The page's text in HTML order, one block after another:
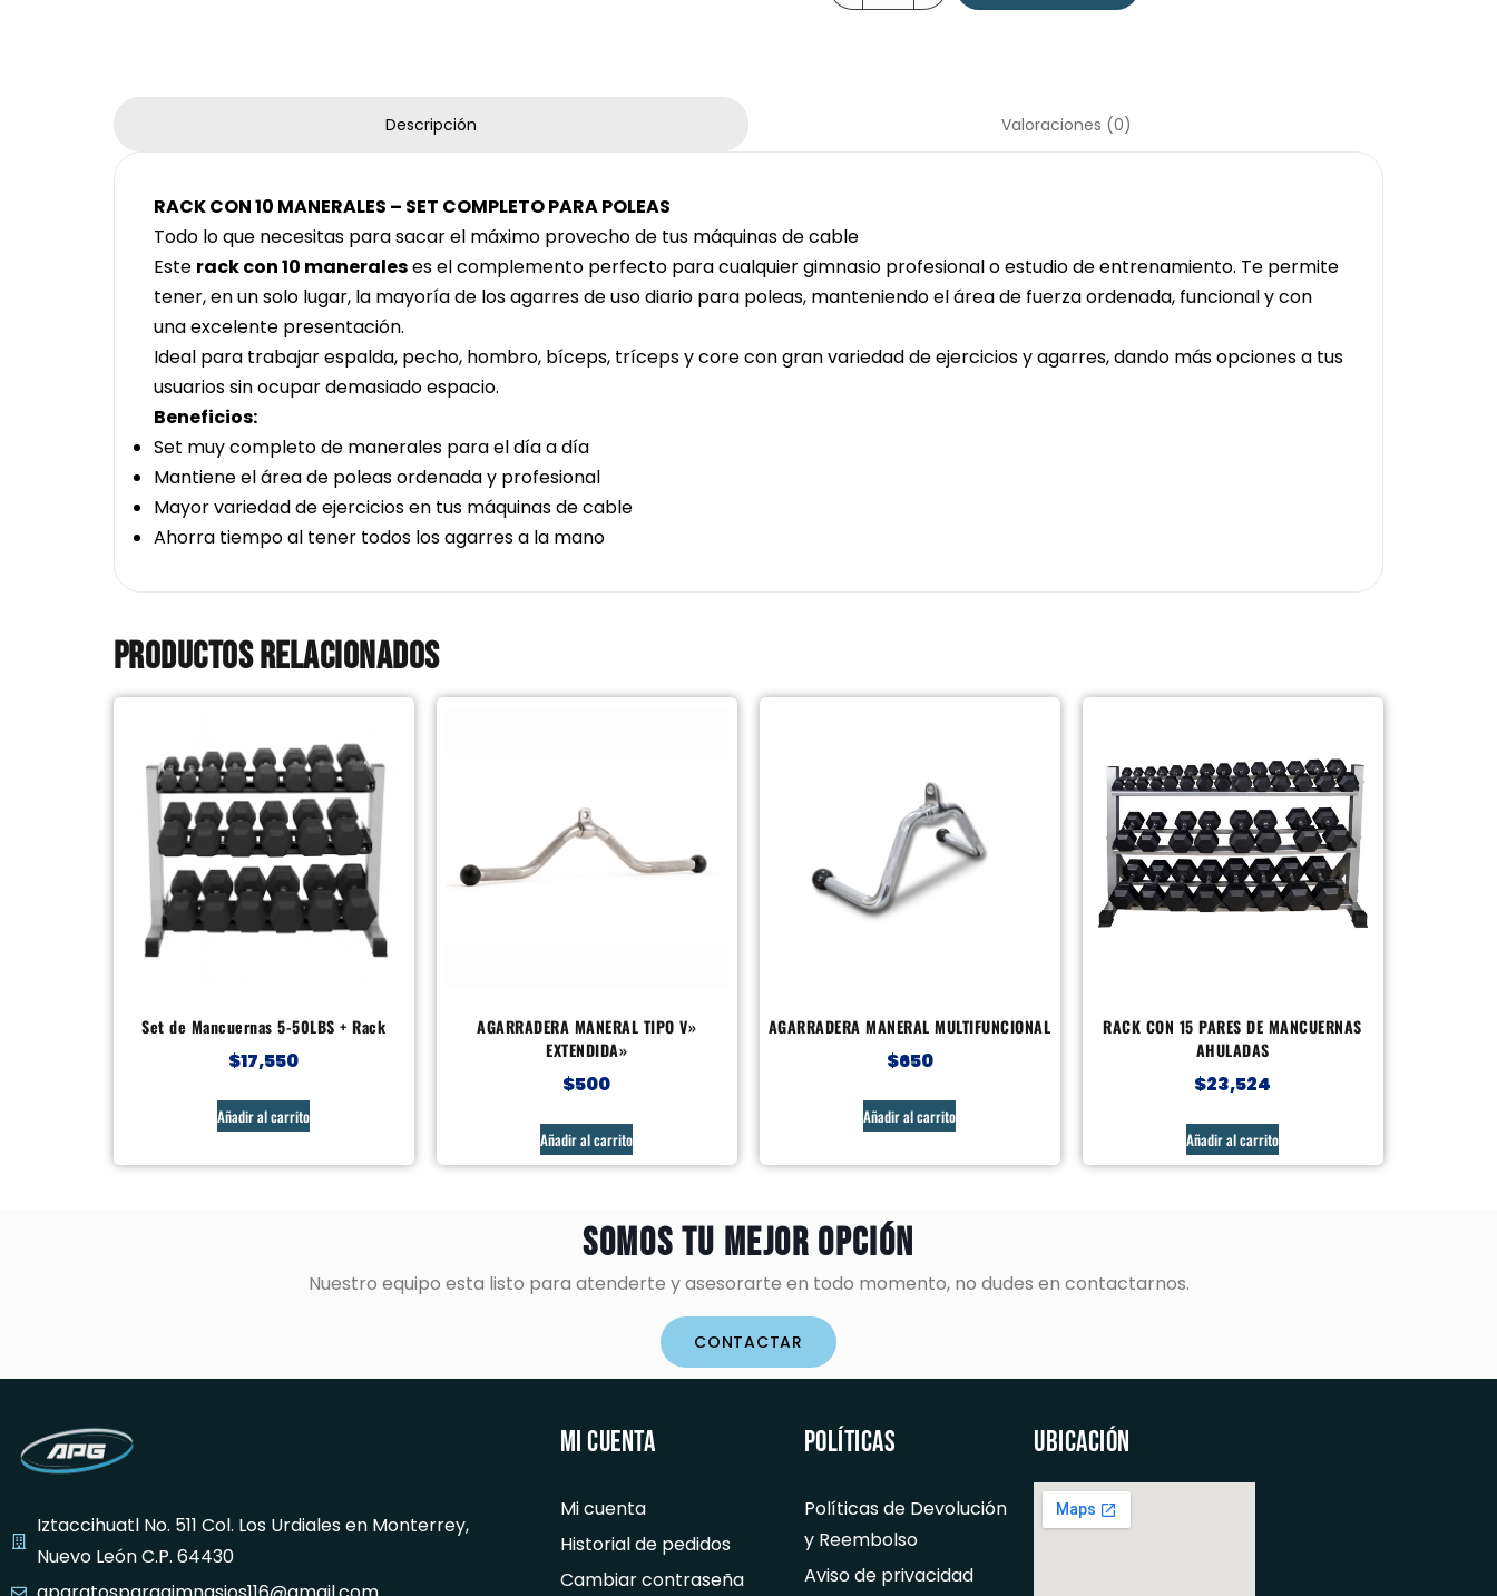
Descripción Valoraciones (0)
RACK CON 10 MANERALES – SET COMPLETO PARA POLEAS
Todo lo que necesitas para sacar el máximo provecho de tus máquinas de cable
Este rack con 10 maneraleses el complemento perfecto para cualquier gimnasio profesional o estudio de entrenamiento. Te permite
tener, en un solo lugar, la mayoría de los agarres de uso diario para poleas, manteniendo el área de fuerza ordenada, funcional y con
una excelente presentación.
Ideal para trabajar espalda, pecho, hombro, bíceps, tríceps y core con gran variedad de ejercicios y agarres, dando más opciones a tus
usuarios sin ocupar demasiado espacio.
Beneficios:
Set muy completo de manerales para el día a día
Mantiene el área de poleas ordenada y profesional
Mayor variedad de ejercicios en tus máquinas de cable
Ahorra tiempo al tener todos los agarres a la mano
Productos relacionados
Set de Mancuernas 5-50LBS + Rack
$17,550
Añadir al carrito
AGARRADERA MANERAL TIPO V»
EXTENDIDA»
$500
Añadir al carrito
AGARRADERA MANERAL MULTIFUNCIONAL
$650
Añadir al carrito
RACK CON 15 PARES DE MANCUERNAS
AHULADAS
$23,524
Añadir al carrito
Somos tu mejor opción
Nuestro equipo esta listo para atenderte y asesorarte en todo momento, no dudes en contactarnos.
CONTACTAR
Iztaccihuatl No. 511 Col. Los Urdiales en Monterrey,
Nuevo León C.P. 64430
Mi cuenta
Mi cuenta
Historial de pedidos
Cambiar contraseña
Políticas
Políticas de Devolución
y Reembolso
Aviso de privacidad
Ubicación